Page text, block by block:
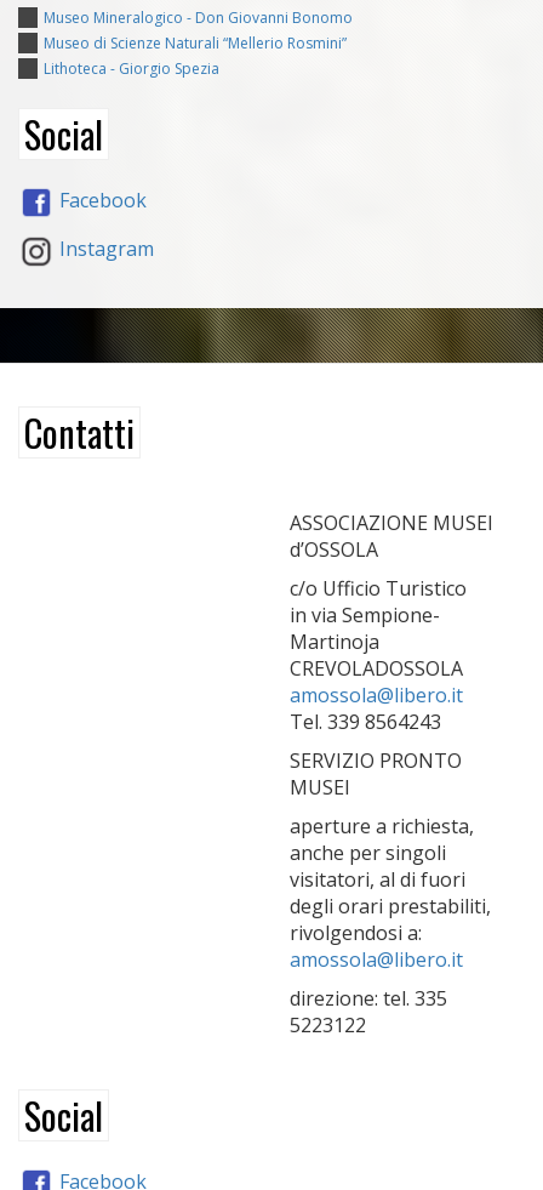
Museo Mineralogico - Don Giovanni Bonomo
Museo di Scienze Naturali “Mellerio Rosmini”
Lithoteca - Giorgio Spezia
Social
Facebook
Instagram
Contatti
ASSOCIAZIONE MUSEI
d’OSSOLA
c/o Ufficio Turistico
in via Sempione-
Martinoja
CREVOLADOSSOLA
amossola@libero.it
Tel. 339 8564243
SERVIZIO PRONTO
MUSEI
aperture a richiesta,
anche per singoli
visitatori, al di fuori
degli orari prestabiliti,
rivolgendosi a:
amossola@libero.it
direzione: tel. 335
5223122
Social
Facebook